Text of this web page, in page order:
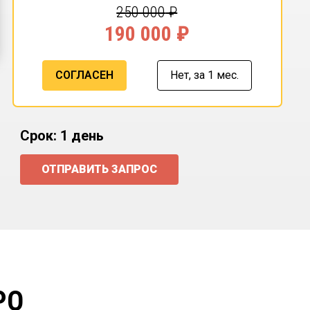
250 000₽
190 000 ₽
СОГЛАСЕН Нет, за 1 мес.
Срок: 1 день
ОТПРАВИТЬ ЗАПРОС